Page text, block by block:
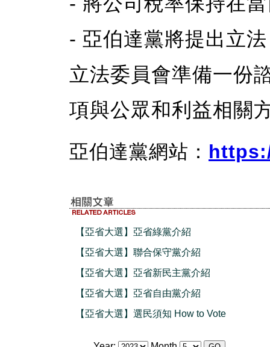
- 亞伯達黨將提出立
立法委員會準備一份
項與公眾和利益相關
亞伯達黨網站：
【亞省大選】亞省綠黨介紹
【亞省大選】聯合保守黨介紹
【亞省大選】亞省新民主黨介紹
【亞省大選】亞省自由黨介紹
【亞省大選】選民須知 How to Vote